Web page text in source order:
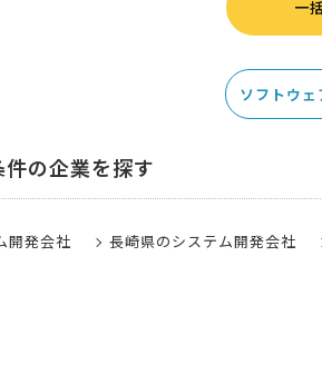
一
ソフトウ
の企業を探す
開発会社 長崎県のシステム開発会社